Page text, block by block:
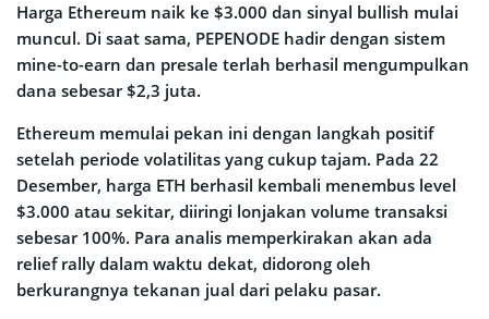
Harga Ethereum naik ke $3.000 dan sinyal bullish mulai
muncul. Di saat sama, PEPENODE hadir dengan sistem
mine-to-earn dan presale terlah berhasil mengumpulkan
dana sebesar $2,3 juta.
Ethereum memulai pekan ini dengan langkah positif
setelah periode volatilitas yang cukup tajam. Pada 22
Desember, harga ETH berhasil kembali menembus level
$3.000 atau sekitar, diiringi lonjakan volume transaksi
sebesar 100%. Para analis memperkirakan akan ada
relief rally dalam waktu dekat, didorong oleh
berkurangnya tekanan jual dari pelaku pasar.